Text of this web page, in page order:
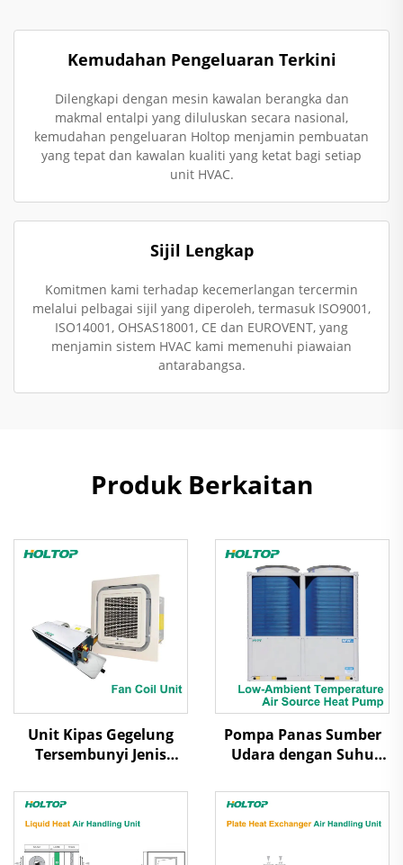
Kemudahan Pengeluaran Terkini
Dilengkapi dengan mesin kawalan berangka dan
makmal entalpi yang diluluskan secara nasional,
kemudahan pengeluaran Holtop menjamin pembuatan
yang tepat dan kawalan kualiti yang ketat bagi setiap
unit HVAC.
Sijil Lengkap
Komitmen kami terhadap kecemerlangan tercermin
melalui pelbagai sijil yang diperoleh, termasuk ISO9001,
ISO14001, OHSAS18001, CE dan EUROVENT, yang
menjamin sistem HVAC kami memenuhi piawaian
antarabangsa.
Produk Berkaitan
Unit Kipas Gegelung
Tersembunyi Jenis
Pompa Panas Sumber
Udara dengan Suhu
Dilepas Uap Scroll